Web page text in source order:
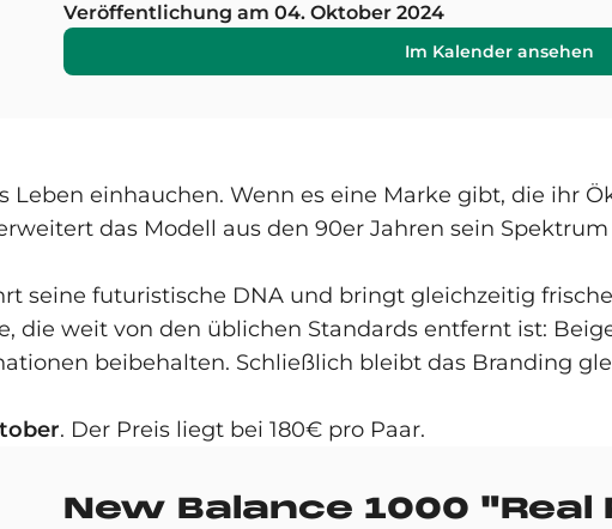
Veröffentlichung am 04. Oktober 2024
Im Kalender ansehen
einhauchen. Wenn es eine Marke gibt, die ihr
das Modell aus den 90er Jahren sein
seine futuristische DNA und bringt gleichzeitig
die weit von den üblichen Standards entfernt ist:
beibehalten. Schließlich bleibt das Branding
. Der Preis liegt bei 180€ pro Paar.
New Balance 1000 "Real